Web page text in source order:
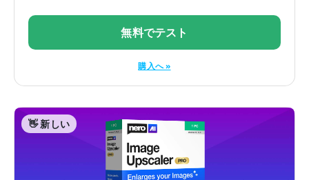
無料でテスト
購入へ »
👋 新しい